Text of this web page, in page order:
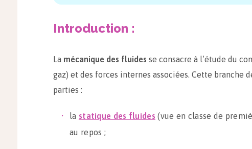
Introduction :
La mécanique des fluides se consacre à l’étude du
gaz) et des forces internes associées. Cette branche
parties :
la statique des fluides (vue en classe de
au repos ;